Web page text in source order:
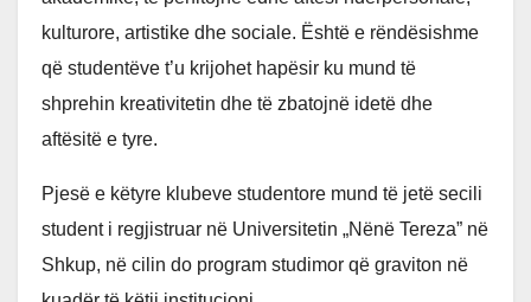
kulturore, artistike dhe sociale. Është e rëndësishme
që studentëve t’u krijohet hapësir ku mund të
shprehin kreativitetin dhe të zbatojnë idetë dhe
aftësitë e tyre.
Pjesë e këtyre klubeve studentore mund të jetë secili
student i regjistruar në Universitetin „Nënë Tereza” në
Shkup, në cilin do program studimor që graviton në